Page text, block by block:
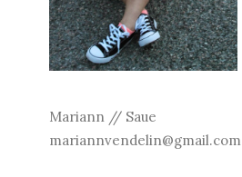
Mariann // Saue
mariannvendelin@gmail.com